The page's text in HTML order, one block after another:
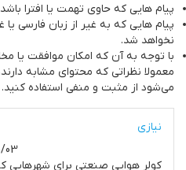
پیام هایی که حاوی تهمت یا افترا
پیام هایی که به غیر از زبان فارسی
نخواهد شد.
با توجه به آن که امکان موافقت یا
معمولا نظراتی که محتوای مشابه
مي‌شود از مثبت و منفی استفاده کنید.
نیازی
کولر هوایی صنعتی برای شهرهایی